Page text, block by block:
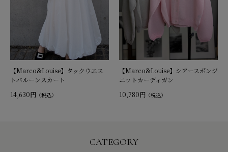
【Marco&Louise】タックウエス
トバルーンスカート
14,630円 （税込）
【Marco&Louise】シアースポンジ
ニットカーディガン
10,780円 （税込）
CATEGORY